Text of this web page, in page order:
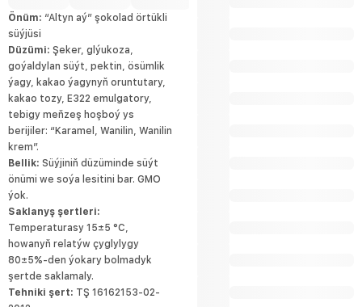
Önüm: “Altyn aý” şokolad örtükli
süýjüsi
Düzümi: Şeker, glýukoza,
goýaldylan süýt, pektin, ösümlik
ýagy, kakao ýagynyň oruntutary,
kakao tozy, E322 emulgatory,
tebigy meňzeş hoşboý ys
berijiler: “Karamel, Wanilin, Wanilin
krem”.
Bellik: Süýjiniň düzüminde süýt
önümi we soýa lesitini bar. GMO
ýok.
Saklanyş şertleri:
Temperaturasy 15±5 °С,
howanyň relatýw çyglylygy
80±5%-den ýokary bolmadyk
şertde saklamaly.
Tehniki şert: TŞ 16162153-02-